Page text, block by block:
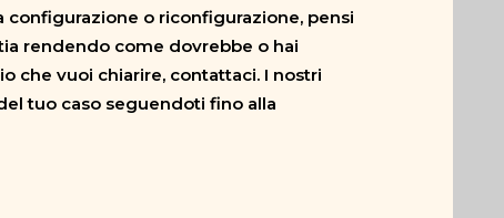
configurazione o riconfigurazione, pensi
rendendo come dovrebbe o hai
che vuoi chiarire, contattaci. I nostri
tuo caso seguendoti fino alla